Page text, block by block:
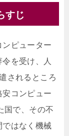
すじ
ンピューター
を受け、人
されるところ
コンピュー
国で、その不
はなく機械